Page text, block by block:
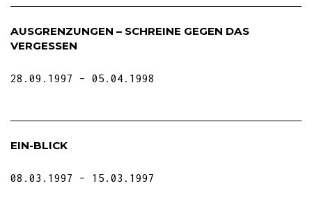
AUSGRENZUNGEN – SCHREINE GEGEN DAS
VERGESSEN
28.09.1997 05.04.1998
EIN-BLICK
08.03.1997 15.03.1997